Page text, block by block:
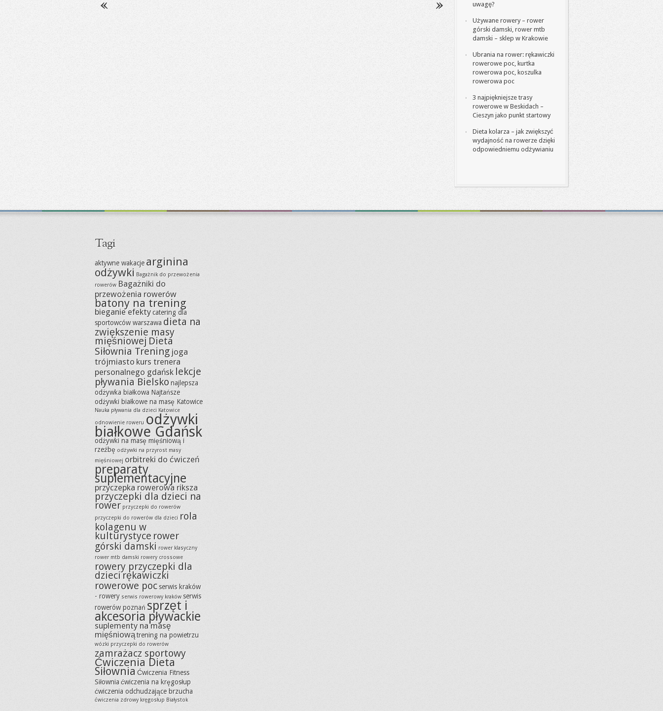
uwagę?
Używane rowery – rower
górski damski, rower mtb
damski – sklep w Krakowie
Ubrania na rower: rękawiczki
rowerowe poc, kurtka
rowerowa poc, koszulka
rowerowa poc
3 najpiękniejsze trasy
rowerowe w Beskidach –
Cieszyn jako punkt startowy
Dieta kolarza – jak zwiększyć
wydajność na rowerze dzięki
odpowiedniemu odżywianiu
Tagi
aktywne wakacje arginina
odżywki Bagażnik do przewożenia
rowerów Bagażniki do
przewożenia rowerów
batony na trening
bieganie efektycatering dla
sportowców warszawa dieta na
zwiększenie masy
mięśniowej Dieta
Siłownia Trening joga
trójmiasto kurs trenera
personalnego gdańsk lekcje
pływania Bielskonajlepsza
odżywka białkowa Najtańsze
odżywki białkowe na masę Katowice
Nauka pływania dla dzieci Katowice
odnowienie roweru odżywki
białkowe Gdańsk
odżywki na masę mięśniową i
rzeźbę odżywki na przyrost masy
mięśniowej orbitreki do ćwiczeń
preparaty
suplementacyjne
przyczepka rowerowa riksza
przyczepki dla dzieci na
rower przyczepki do rowerów
przyczepki do rowerów dla dzieci rola
kolagenu w
kulturystyce rower
górski damski rower klasyczny
rower mtb damski rowery crossowe
rowery przyczepki dla
dziecirękawiczki
rowerowe poc serwis kraków
- rowery serwis rowerowy kraków serwis
rowerów poznań sprzęt i
akcesoria pływackie
suplementy na masę
mięśniowątrening na powietrzu
wózki przyczepki do rowerów
zamrażacz sportowy
Ćwiczenia Dieta
SiłowniaĆwiczenia Fitness
Siłownia ćwiczenia na kręgosłup
ćwiczenia odchudzające brzucha
ćwiczenia zdrowy kręgosłup Białystok